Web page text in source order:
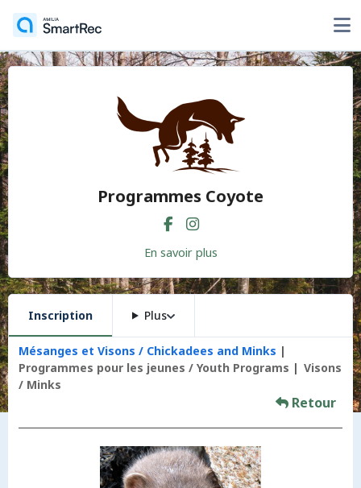
Programmes Coyote
En savoir plus
Inscription Plus
Mésanges et Visons / Chickadees and Minks
Programmes pour les jeunes / Youth Programs
Visons
/ Minks
Retour